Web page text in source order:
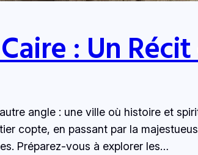
: Un
angle : une ville où histoire et
copte, en passant par la
Préparez-vous à explorer les…